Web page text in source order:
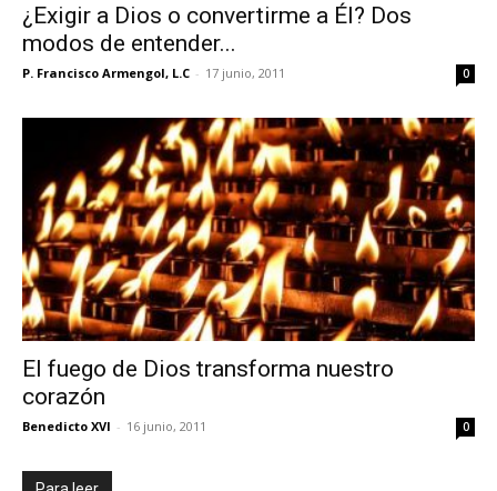
¿Exigir a Dios o convertirme a Él? Dos
modos de entender...
P. Francisco Armengol, L.C - 17 junio, 2011 0
El fuego de Dios transforma nuestro
corazón
Benedicto XVI - 16 junio, 2011 0